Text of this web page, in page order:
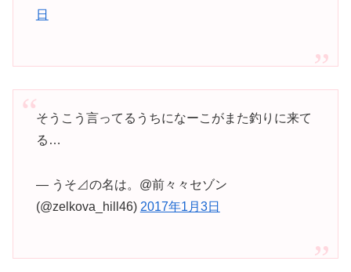
日
そうこう言ってるうちになーこがまた釣りに来て
る…
— うそ⊿の名は。@前々々セゾン
(@zelkova_hill46) 2017年1月3日